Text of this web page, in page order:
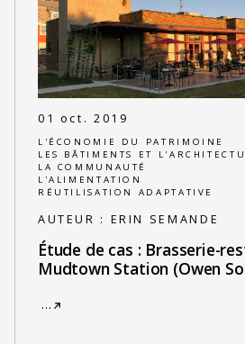
01 oct. 2019
L'ÉCONOMIE DU PATRIMOINE
LES BÂTIMENTS ET
LA COMMUNAUTÉ
L'ALIMENTATION
RÉUTILISATION ADAPTATIVE
AUTEUR : ERIN SEMANDE
Étude de cas : Brasserie-
Mudtown Station (Owen
…